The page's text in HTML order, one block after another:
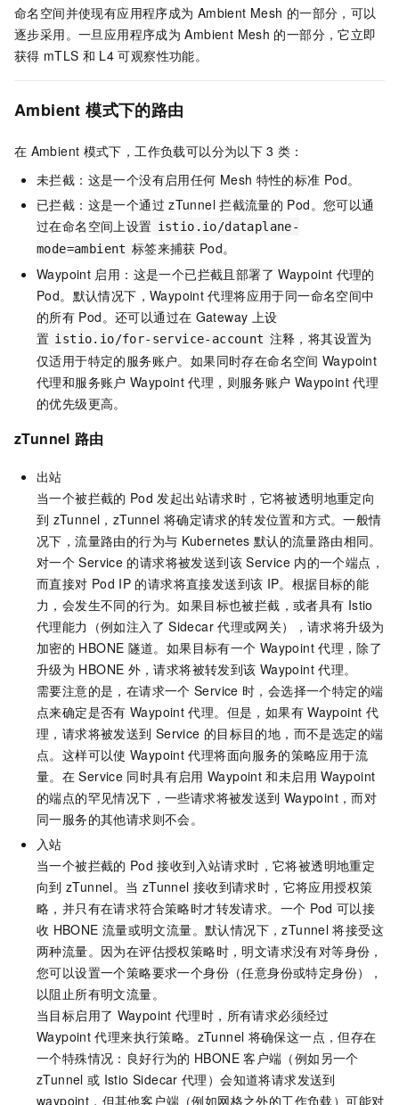
命名空间并使现有应用程序成为 Ambient Mesh 的一部分，可以
逐步采用。一旦应用程序成为 Ambient Mesh 的一部分，它立即
获得 mTLS 和 L4 可观察性功能。
Ambient 模式下的路由
在 Ambient 模式下，工作负载可以分为以下 3 类：
未拦截：这是一个没有启用任何 Mesh 特性的标准 Pod。
已拦截：这是一个通过 zTunnel 拦截流量的 Pod。您可以通
过在命名空间上设置 istio.io/dataplane-
mode=ambient 标签来捕获 Pod。
Waypoint 启用：这是一个已拦截且部署了 Waypoint 代理的
Pod。默认情况下，Waypoint 代理将应用于同一命名空间中
的所有 Pod。还可以通过在 Gateway 上设
置 istio.io/for-service-account 注释，将其设置为
仅适用于特定的服务账户。如果同时存在命名空间 Waypoint
代理和服务账户 Waypoint 代理，则服务账户 Waypoint 代理
的优先级更高。
zTunnel 路由
出站
当一个被拦截的 Pod 发起出站请求时，它将被透明地重定向
到 zTunnel，zTunnel 将确定请求的转发位置和方式。一般情
况下，流量路由的行为与 Kubernetes 默认的流量路由相同。
对一个 Service 的请求将被发送到该 Service 内的一个端点，
而直接对 Pod IP 的请求将直接发送到该 IP。根据目标的能
力，会发生不同的行为。如果目标也被拦截，或者具有 Istio
代理能力（例如注入了 Sidecar 代理或网关），请求将升级为
加密的 HBONE 隧道。如果目标有一个 Waypoint 代理，除了
升级为 HBONE 外，请求将被转发到该 Waypoint 代理。
需要注意的是，在请求一个 Service 时，会选择一个特定的端
点来确定是否有 Waypoint 代理。但是，如果有 Waypoint 代
理，请求将被发送到 Service 的目标目的地，而不是选定的端
点。这样可以使 Waypoint 代理将面向服务的策略应用于流
量。在 Service 同时具有启用 Waypoint 和未启用 Waypoint
的端点的罕见情况下，一些请求将被发送到 Waypoint，而对
同一服务的其他请求则不会。
入站
当一个被拦截的 Pod 接收到入站请求时，它将被透明地重定
向到 zTunnel。当 zTunnel 接收到请求时，它将应用授权策
略，并只有在请求符合策略时才转发请求。一个 Pod 可以接
收 HBONE 流量或明文流量。默认情况下，zTunnel 将接受这
两种流量。因为在评估授权策略时，明文请求没有对等身份，
您可以设置一个策略要求一个身份（任意身份或特定身份），
以阻止所有明文流量。
当目标启用了 Waypoint 代理时，所有请求必须经过
Waypoint 代理来执行策略。zTunnel 将确保这一点，但存在
一个特殊情况：良好行为的 HBONE 客户端（例如另一个
zTunnel 或 Istio Sidecar 代理）会知道将请求发送到
waypoint，但其他客户端（例如网格之外的工作负载）可能对